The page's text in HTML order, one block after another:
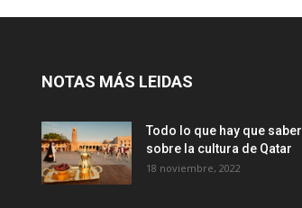
NOTAS MÁS LEIDAS
Todo lo que hay que saber
sobre la cultura de Qatar
18 noviembre, 2022